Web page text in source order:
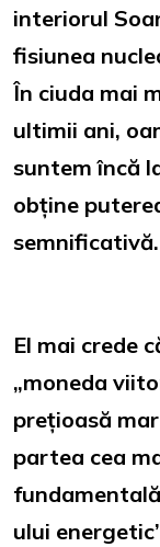
interiorul
fisiunea
În ciuda mai
ultimii ani,
suntem încă
obține
semnificativă.
El mai crede
„moneda
prețioasă
partea cea
ului